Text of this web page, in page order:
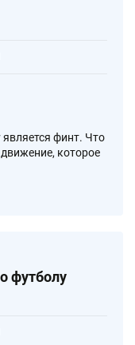
финт. Что
которое
футболу